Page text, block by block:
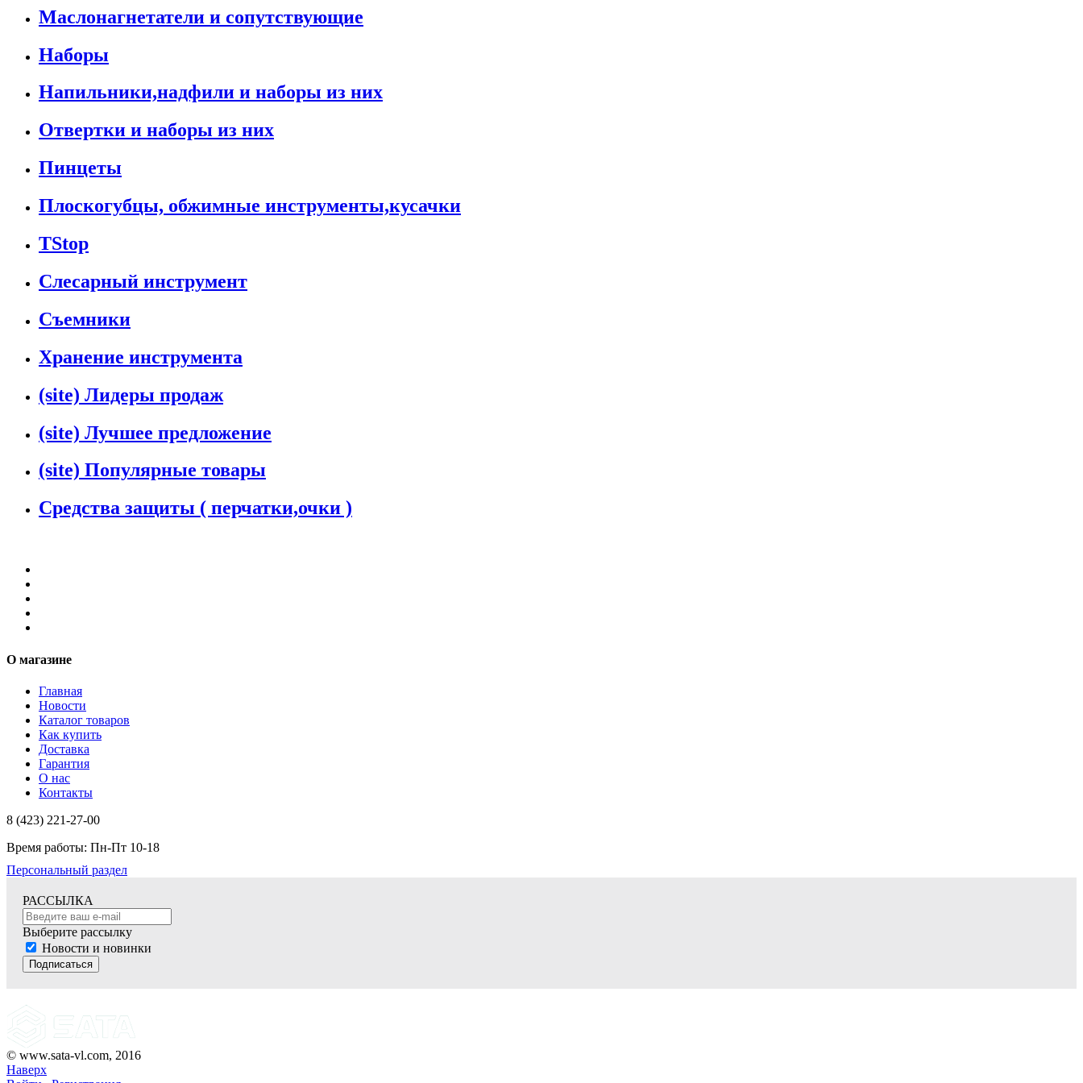
Маслонагнетатели и сопутствующие
Наборы
Напильники,надфили и наборы из них
Отвертки и наборы из них
Пинцеты
Плоскогубцы, обжимные инструменты,кусачки
TStop
Слесарный инструмент
Съемники
Хранение инструмента
(site) Лидеры продаж
(site) Лучшее предложение
(site) Популярные товары
Средства защиты ( перчатки,очки )
О магазине
Главная
Новости
Каталог товаров
Как купить
Доставка
Гарантия
О нас
Контакты
8 (423) 221-27-00
Время работы: Пн-Пт 10-18
Персональный раздел
РАССЫЛКА
Выберите рассылку
Новости и новинки
Подписаться
© www.sata-vl.com, 2016
Наверх